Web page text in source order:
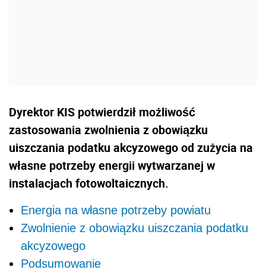
Dyrektor KIS potwierdził możliwość
zastosowania zwolnienia z obowiązku
uiszczania podatku akcyzowego od zużycia na
własne potrzeby energii wytwarzanej w
instalacjach fotowoltaicznych.
Energia na własne potrzeby powiatu
Zwolnienie z obowiązku uiszczania podatku
akcyzowego
Podsumowanie